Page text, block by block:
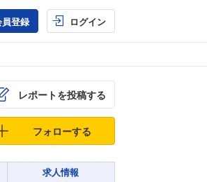
登録 ログイン
レポートを投稿する
フォローする
求人情報